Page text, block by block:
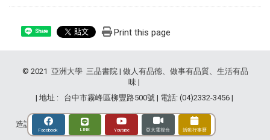
Facebook LINE Youtube 亞大電視台 活動行事曆
Share Print this page
© 2021 亞洲大學 三品書院 | 做人有品德、做事有品質、生活有品
味 |
| 地址 : 台中市霧峰區柳豐路500號 | 電話: (04)2332-3456 |
造訪人次 : 2828924